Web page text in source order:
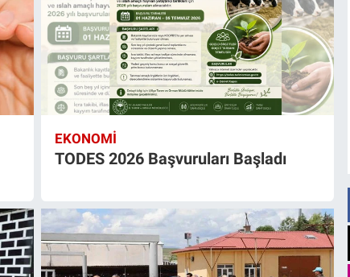
EKONOMI
TODES 2026 Başvuruları Başladı